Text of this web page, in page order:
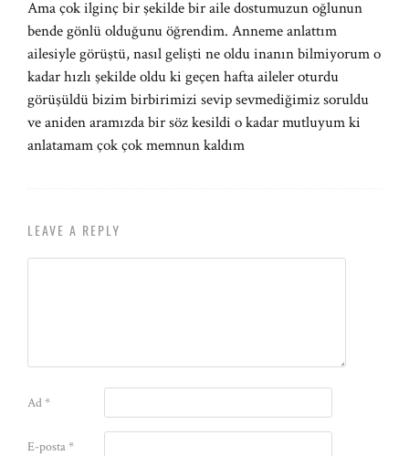
Ama çok ilginç bir şekilde bir aile dostumuzun oğlunun
bende gönlü olduğunu öğrendim. Anneme anlattım
ailesiyle görüştü, nasıl gelişti ne oldu inanın bilmiyorum o
kadar hızlı şekilde oldu ki geçen hafta aileler oturdu
görüşüldü bizim birbirimizi sevip sevmediğimiz soruldu
ve aniden aramızda bir söz kesildi o kadar mutluyum ki
anlatamam çok çok memnun kaldım
LEAVE A REPLY
Ad*
E-posta*